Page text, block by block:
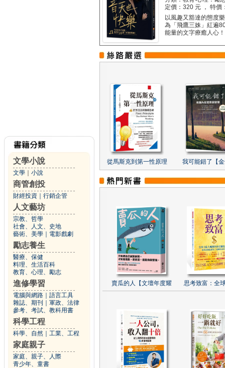
文學小說
文學 小說
商管創投
財經投資 行銷企管
人文藝坊
宗教、哲學
社會、人文、史地
藝術、美學
電影戲劇
勵志養生
醫療、保健
料理、生活百科
教育、心理、勵志
進修學習
電腦與網路
語言工具
雜誌、期刊
軍政、法律
參考、考試、教科用書
科學工程
科學、自然 工業、工程
家庭親子
家庭、親子、人際
青少年、童書
定價：320 元 ， 特價
以風趣又豁達的態度
為「飛鷹三姝」紅遍
能量的文字療癒人心
從馬斯克到第一性原理 我可能錯了【
賣瓜的人【文壇年度耀 思考致富：全